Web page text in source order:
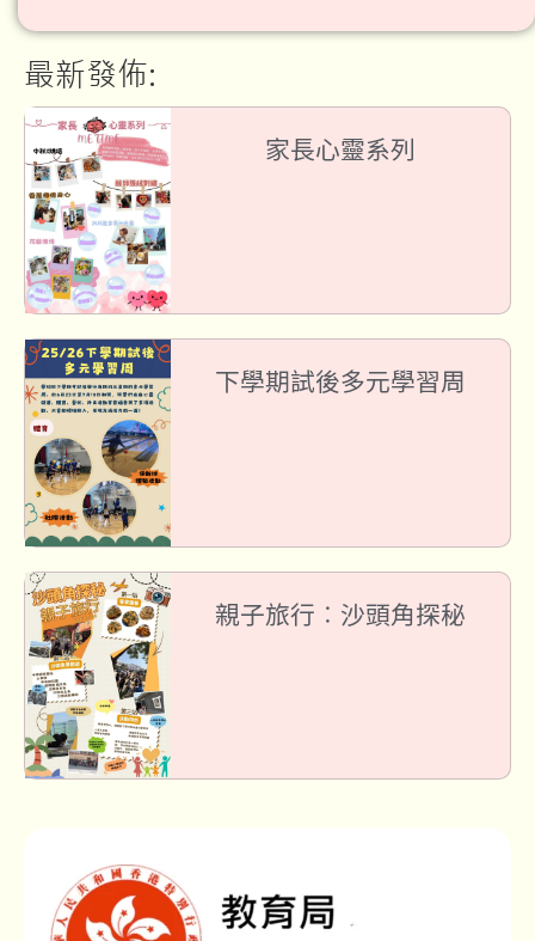
最新發佈:
家長心靈系列
下學期試後多元學習周
親子旅行︰沙頭角探秘